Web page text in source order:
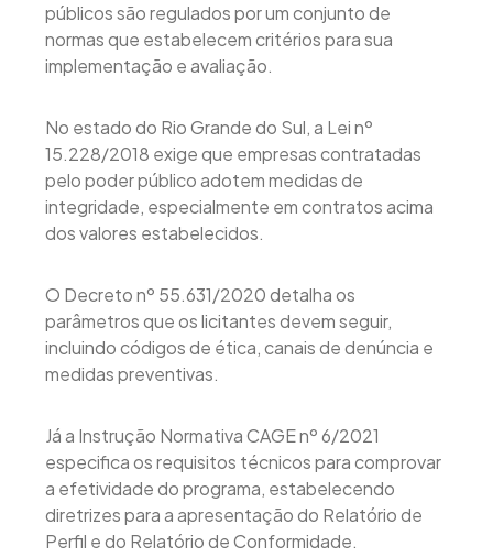
públicos são regulados por um conjunto de
normas que estabelecem critérios para sua
implementação e avaliação.
No estado do Rio Grande do Sul, a Lei nº
15.228/2018 exige que empresas contratadas
pelo poder público adotem medidas de
integridade, especialmente em contratos acima
dos valores estabelecidos.
O Decreto nº 55.631/2020 detalha os
parâmetros que os licitantes devem seguir,
incluindo códigos de ética, canais de denúncia e
medidas preventivas.
Já a Instrução Normativa CAGE nº 6/2021
especifica os requisitos técnicos para comprovar
a efetividade do programa, estabelecendo
diretrizes para a apresentação do Relatório de
Perfil e do Relatório de Conformidade.